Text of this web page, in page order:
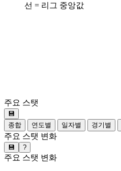
선 = 리그 중앙값
주요 스탯
💾
종합
연도별 일자별 경기별
주요 스탯 변화
💾 ?
주요 스탯 변화